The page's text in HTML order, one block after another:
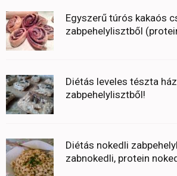
Egyszerű túrós kakaós
zabpehelylisztből
Diétás leveles tészta
zabpehelylisztből!
Diétás nokedli
zabnokedli, protein